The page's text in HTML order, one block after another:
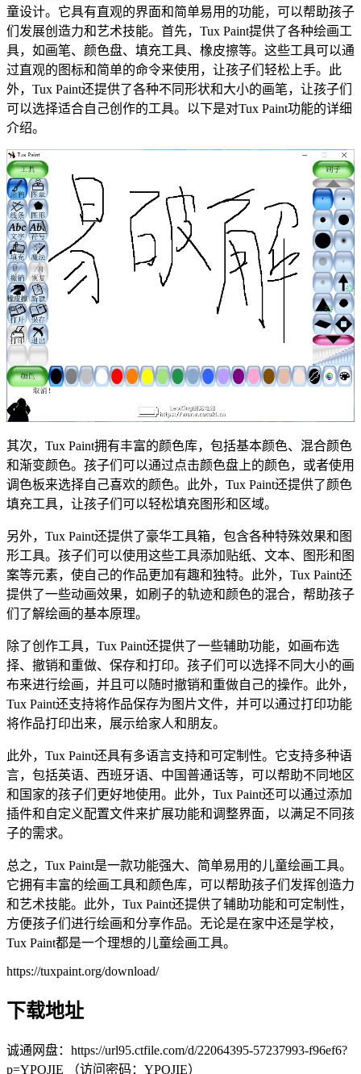
童设计。它具有直观的界面和简单易用的功能，可以帮助孩子
们发展创造力和艺术技能。首先，Tux Paint提供了各种绘画工
具，如画笔、颜色盘、填充工具、橡皮擦等。这些工具可以通
过直观的图标和简单的命令来使用，让孩子们轻松上手。此
外，Tux Paint还提供了各种不同形状和大小的画笔，让孩子们
可以选择适合自己创作的工具。以下是对Tux Paint功能的详细
介绍。
其次，Tux Paint拥有丰富的颜色库，包括基本颜色、混合颜色
和渐变颜色。孩子们可以通过点击颜色盘上的颜色，或者使用
调色板来选择自己喜欢的颜色。此外，Tux Paint还提供了颜色
填充工具，让孩子们可以轻松填充图形和区域。
另外，Tux Paint还提供了豪华工具箱，包含各种特殊效果和图
形工具。孩子们可以使用这些工具添加贴纸、文本、图形和图
案等元素，使自己的作品更加有趣和独特。此外，Tux Paint还
提供了一些动画效果，如刷子的轨迹和颜色的混合，帮助孩子
们了解绘画的基本原理。
除了创作工具，Tux Paint还提供了一些辅助功能，如画布选
择、撤销和重做、保存和打印。孩子们可以选择不同大小的画
布来进行绘画，并且可以随时撤销和重做自己的操作。此外，
Tux Paint还支持将作品保存为图片文件，并可以通过打印功能
将作品打印出来，展示给家人和朋友。
此外，Tux Paint还具有多语言支持和可定制性。它支持多种语
言，包括英语、西班牙语、中国普通话等，可以帮助不同地区
和国家的孩子们更好地使用。此外，Tux Paint还可以通过添加
插件和自定义配置文件来扩展功能和调整界面，以满足不同孩
子的需求。
总之，Tux Paint是一款功能强大、简单易用的儿童绘画工具。
它拥有丰富的绘画工具和颜色库，可以帮助孩子们发挥创造力
和艺术技能。此外，Tux Paint还提供了辅助功能和可定制性，
方便孩子们进行绘画和分享作品。无论是在家中还是学校，
Tux Paint都是一个理想的儿童绘画工具。
https://tuxpaint.org/download/
下载地址
诚通网盘：https://url95.ctfile.com/d/22064395-57237993-f96ef6?
p=YPOJIE （访问密码：YPOJIE）